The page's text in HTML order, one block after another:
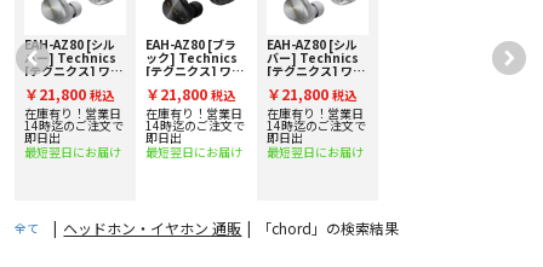
EAH-AZ80 [シル
バー] Technics
[テクニクス] ワイ
ンサイドホン
￥21,800 税込
在庫有り！営業日
14時迄のご注文で
即日出
最短翌日にお届け
EAH-AZ80 [ブラ
ック] Technics
[テクニクス] ワイ
ンサイドホン
￥21,800 税込
在庫有り！営業日
14時迄のご注文で
即日出
最短翌日にお届け
EAH-AZ80 [シル
バー] Technics
[テクニクス] ワイ
ンサイドホン
￥21,800 税込
在庫有り！営業日
14時迄のご注文で
即日出
最短翌日にお届け
全て | ヘッドホン・イヤホン 通販 | 「chord」の検索結果